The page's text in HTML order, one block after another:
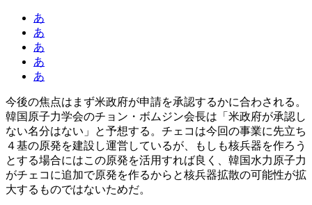
あ
あ
あ
あ
あ
今後の焦点はまず米政府が申請を承認するかに合わされる。
韓国原子力学会のチョン・ボムジン会長は「米政府が承認し
ない名分はない」と予想する。チェコは今回の事業に先立ち
４基の原発を建設し運営しているが、もしも核兵器を作ろう
とする場合にはこの原発を活用すれば良く、韓国水力原子力
がチェコに追加で原発を作るからと核兵器拡散の可能性が拡
大するものではないためだ。